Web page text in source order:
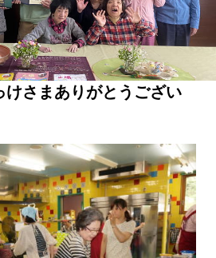
けさまありがとうござい